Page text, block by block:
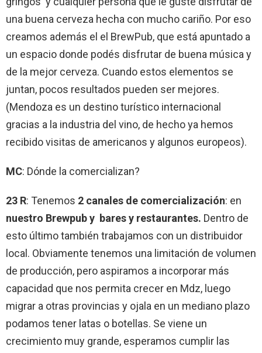
una buena cerveza hecha con mucho cariño. Por eso
creamos además el el BrewPub, que está apuntado a
un espacio donde podés disfrutar de buena música y
de la mejor cerveza. Cuando estos elementos se
juntan, pocos resultados pueden ser mejores.
(Mendoza es un destino turístico internacional
gracias a la industria del vino, de hecho ya hemos
recibido visitas de americanos y algunos europeos).
MC: Dónde la comercializan?
23 R: Tenemos 2 canales de comercialización: en
nuestro Brewpub y bares y restaurantes. Dentro de
esto último también trabajamos con un distribuidor
local. Obviamente tenemos una limitación de volumen
de producción, pero aspiramos a incorporar más
capacidad que nos permita crecer en Mdz, luego
migrar a otras provincias y ojala en un mediano plazo
podamos tener latas o botellas. Se viene un
crecimiento muy grande, esperamos cumplir las